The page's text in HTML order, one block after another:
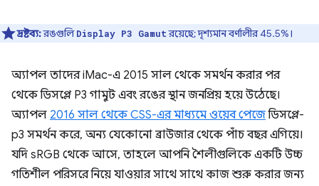
দ্রষ্টব্য:রঙগুলিDisplay P3 Gamutরয়েছে; দৃশ্যমান বর্ণালীর 45.5%।
অ্যাপল তাদের iMac-এ 2015 সাল থেকে সমর্থন করার পর
থেকে ডিসপ্লে P3 গামুট এবং রঙের স্থান জনপ্রিয় হয়ে উঠেছে।
অ্যাপল 2016 সাল থেকে CSS-এর মাধ্যমে ওয়েব পেজেডিসপ্লে-
p3 সমর্থন করে, অন্য যেকোনো ব্রাউজার থেকে পাঁচ বছর এগিয়ে।
যদি sRGB থেকে আসে, তাহলে আপনি শৈলীগুলিকে একটি উচ্চ
গতিশীল পরিসরে নিয়ে যাওয়ার সাথে সাথে কাজ শুরু করার জন্য